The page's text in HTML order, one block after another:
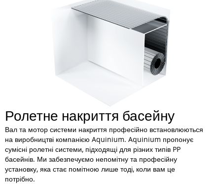
Ролетне накриття басейну
Вал та мотор системи накриття професійно встановлюються
на виробництві компанією Aquinium. Aquinium пропонує
сумісні ролетні системи, підходящі для різних типів PP
басейнів. Ми забезпечуємо непомітну та професійну
установку, яка стає помітною лише тоді, коли вам це
потрібно.